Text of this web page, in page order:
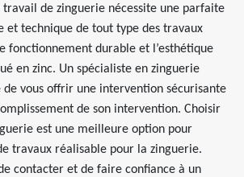
travail de zinguerie nécessite une parfaite
et technique de tout type des travaux
fonctionnement durable et l’esthétique
en zinc. Un spécialiste en zinguerie
vous offrir une intervention sécurisante
de son intervention. Choisir
est une meilleure option pour
travaux réalisable pour la zinguerie.
contacter et de faire confiance à un